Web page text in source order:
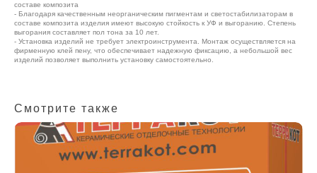
составе композита
- Благодаря качественным неорганическим пигментам и светостабилизаторам в
составе композита изделия имеют высокую стойкость к УФ и выгоранию. Степень
выгорания составляет пол тона за 10 лет.
- Установка изделий не требует электроинструмента. Монтаж осуществляется на
фирменную клей пену, что обеспечивает надежную фиксацию, а небольшой вес
изделий позволяет выполнить установку самостоятельно.
Смотрите также